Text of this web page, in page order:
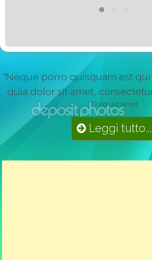
"Neque porro quisquam est
quia dolor sit amet,
Dolor sit Amet
Leggi tutto...